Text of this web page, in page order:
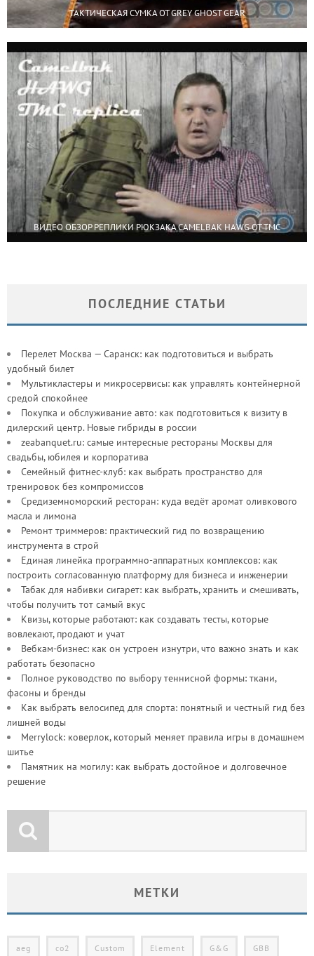
ТАКТИЧЕСКАЯ СУМКА ОТ GREY GHOST GEAR
ВИДЕО ОБЗОР РЕПЛИКИ РЮКЗАКА CAMELBAK HAWG ОТ TMC
ПОСЛЕДНИЕ СТАТЬИ
Перелет Москва — Саранск: как подготовиться и выбрать
удобный билет
Мультикластеры и микросервисы: как управлять контейнерной
средой спокойнее
Покупка и обслуживание авто: как подготовиться к визиту в
дилерский центр. Новые гибриды в россии
zeabanquet.ru: самые интересные рестораны Москвы для
свадьбы, юбилея и корпоратива
Семейный фитнес-клуб: как выбрать пространство для
тренировок без компромиссов
Средиземноморский ресторан: куда ведёт аромат оливкового
масла и лимона
Ремонт триммеров: практический гид по возвращению
инструмента в строй
Единая линейка программно-аппаратных комплексов: как
построить согласованную платформу для бизнеса и инженерии
Табак для набивки сигарет: как выбрать, хранить и смешивать,
чтобы получить тот самый вкус
Квизы, которые работают: как создавать тесты, которые
вовлекают, продают и учат
Вебкам-бизнес: как он устроен изнутри, что важно знать и как
работать безопасно
Полное руководство по выбору теннисной формы: ткани,
фасоны и бренды
Как выбрать велосипед для спорта: понятный и честный гид без
лишней воды
Merrylock: коверлок, который меняет правила игры в домашнем
шитье
Памятник на могилу: как выбрать достойное и долговечное
решение
МЕТКИ
aeg co2 Custom Element G&G GBB